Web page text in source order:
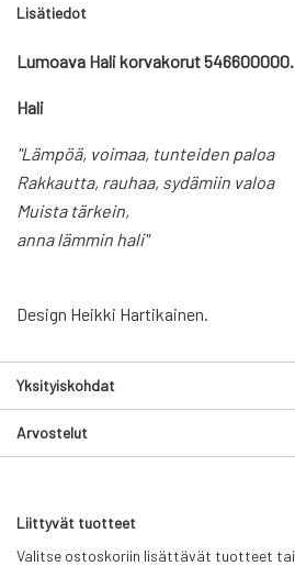
Lisätiedot
Lumoava Hali korvakorut 546600000.
Hali
"Lämpöä, voimaa, tunteiden paloa
Rakkautta, rauhaa, sydämiin valoa
Muista tärkein,
anna lämmin hali"
Design Heikki Hartikainen.
Yksityiskohdat
Arvostelut
Liittyvät tuotteet
Valitse ostoskoriin lisättävät tuotteet tai